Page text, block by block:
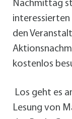
Nachmittag
den
kostenlos
Los geht es
Lesung von